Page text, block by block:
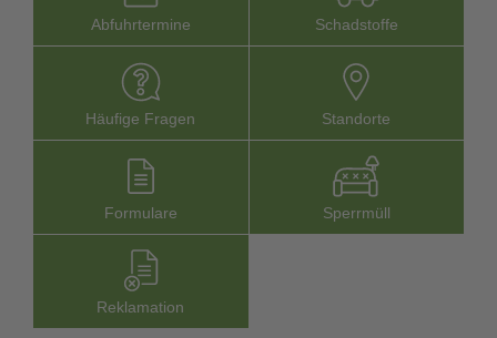
Abfuhrtermine Schadstoffe
Häufige Fragen Stand­orte
Formu­lare Sperr­müll
Reklamation